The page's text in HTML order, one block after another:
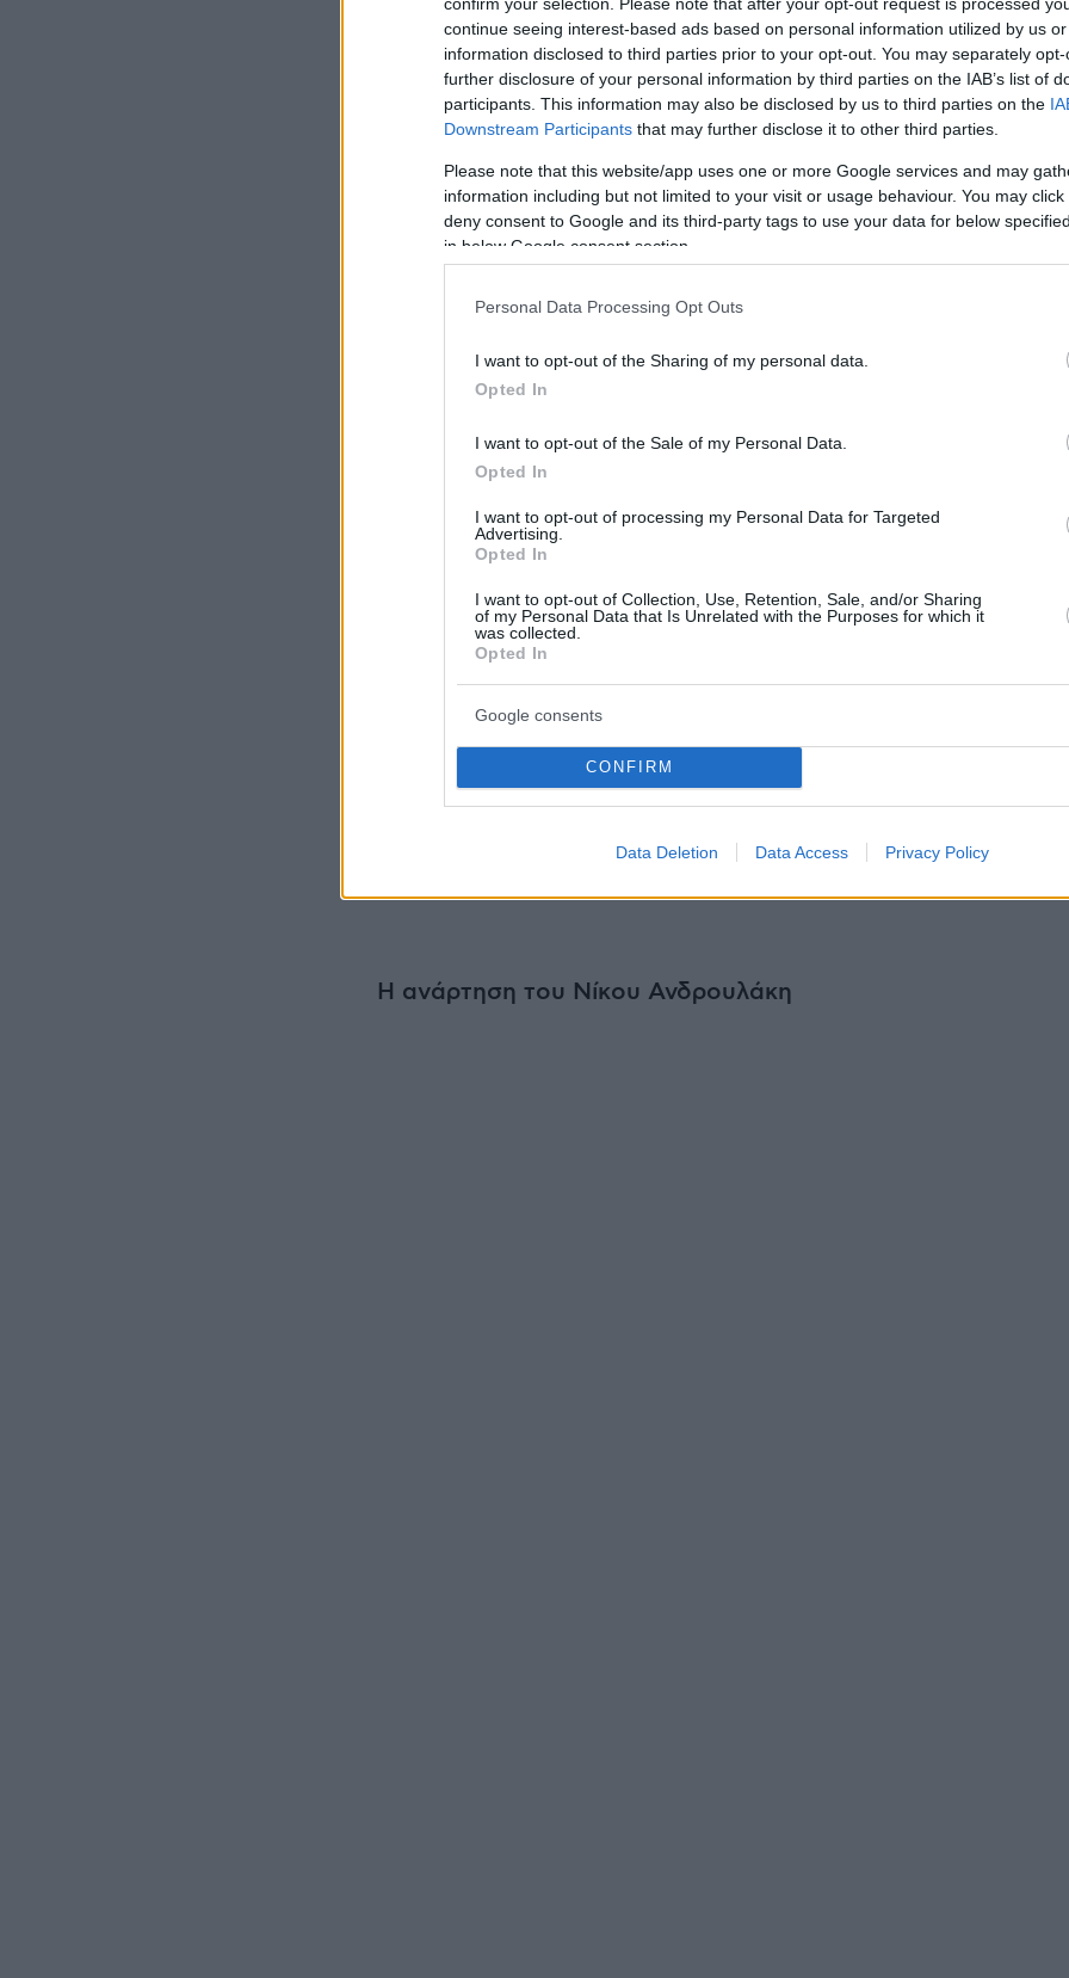
continue seeing interest-based ads based on personal information utilized by us
information disclosed to third parties prior to your opt-out. You may separately
further disclosure of your personal information by third parties on the IAB’s list of
participants. This information may also be disclosed by us to third parties on the
Downstream Participants that may further disclose it to other third parties.
Please note that this website/app uses one or more Google services and may
information including but not limited to your visit or usage behaviour. You may
deny consent to Google and its third-party tags to use your data for below
in below Google consent section.
Personal Data Processing Opt Outs
I want to opt-out of the Sharing of my personal data.
Opted In
I want to opt-out of the Sale of my Personal Data.
Opted In
I want to opt-out of processing my Personal Data for Targeted
Advertising.
Opted In
I want to opt-out of Collection, Use, Retention, Sale, and/or Sharing
of my Personal Data that Is Unrelated with the Purposes for which it
was collected.
Opted In
Google consents
CONFIRM
Data Deletion Data Access Privacy Policy
Η ανάρτηση του Νίκου Ανδρουλάκη